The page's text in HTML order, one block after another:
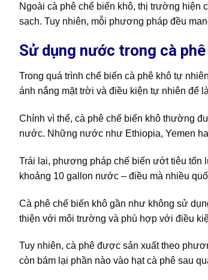
Ngoài cà phê chế biến khô, thị trường hiện
sạch. Tuy nhiên, mỗi phương pháp đều
Sử dụng nước trong cà
Trong quá trình chế biến cà phê khô tự
ánh nắng mặt trời và điều kiện tự nhiên để
Chính vì thế, cà phê chế biến khô thường
nước. Những nước như Ethiopia, Yemen
Trái lại, phương pháp chế biến ướt tiêu
khoảng 10 gallon nước – điều mà nhiều
Cà phê chế biến khô gần như không sử
thiện với môi trường và phù hợp với điều
Tuy nhiên, cà phê được sản xuất theo
còn bám lại phần nào vào hạt cà phê sau